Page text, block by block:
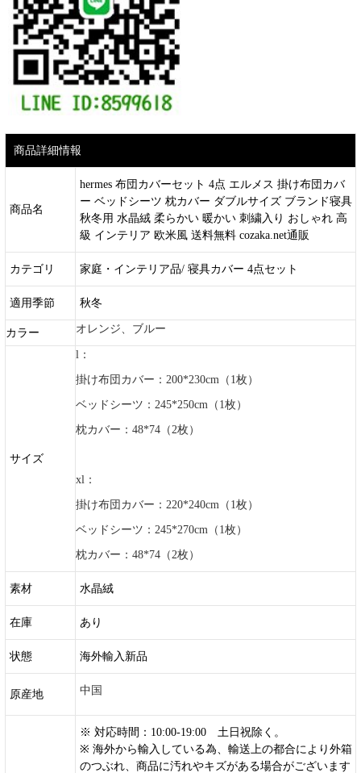
商品詳細情報
商品名
hermes 布団カバーセット 4点 エルメス 掛け布団カバ
ー ベッドシーツ 枕カバー ダブルサイズ ブランド寝具
秋冬用 水晶絨 柔らかい 暖かい 刺繍入り おしゃれ 高
級 インテリア 欧米風 送料無料 cozaka.net通販
カテゴリ 家庭・インテリア品/ 寝具カバー 4点セット
適用季節 秋冬
カラー オレンジ、ブルー
サイズ
l：
掛け布団カバー：200*230cm（1枚）
ベッドシーツ：245*250cm（1枚）
枕カバー：48*74（2枚）
xl：
掛け布団カバー：220*240cm（1枚）
ベッドシーツ：245*270cm（1枚）
枕カバー：48*74（2枚）
素材 水晶絨
在庫 あり
状態 海外輸入新品
原産地 中国
※ 対応時間：10:00-19:00 土日祝除く。
※ 海外から輸入している為、輸送上の都合により外箱
のつぶれ、商品に汚れやキズがある場合がございます